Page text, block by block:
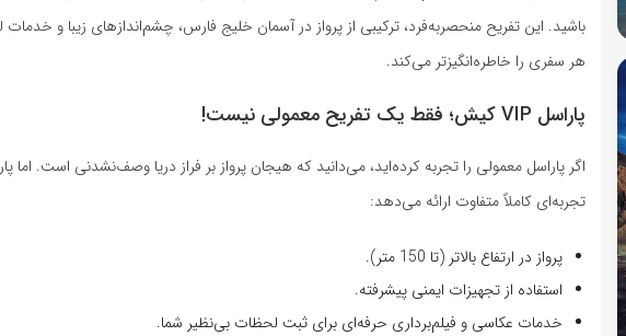
باشید. این تفریح منحصربه‌فرد، ترکیبی از پرواز در آسمان خلیج فارس، چشم‌اندازهای زیبا و
هر سفری را خاطره‌انگیزتر می‌کند.
پاراسل VIP کیش؛ فقط یک تفریح معمولی نیست!
تجربه‌ای کاملاً متفاوت ارائه می‌دهد:
پرواز در ارتفاع بالاتر (تا 150 متر).
استفاده از تجهیزات ایمنی پیشرفته.
خدمات عکاسی و فیلم‌برداری حرفه‌ای برای ثبت لحظات بی‌نظیر شما.